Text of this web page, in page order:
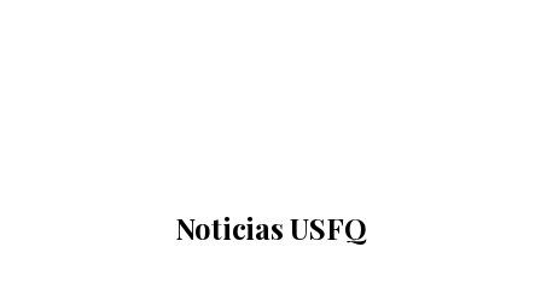
Noticias USFQ